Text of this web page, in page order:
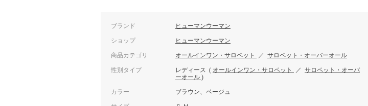
ブランド ヒューマンウーマン
ショップ ヒューマンウーマン
商品カテゴリ オールインワン・サロペット ／ サロペット・オーバーオール
性別タイプ レディース ( オールインワン・サロペット ／ サロペット・オーバ
ーオール )
カラー ブラウン、ベージュ